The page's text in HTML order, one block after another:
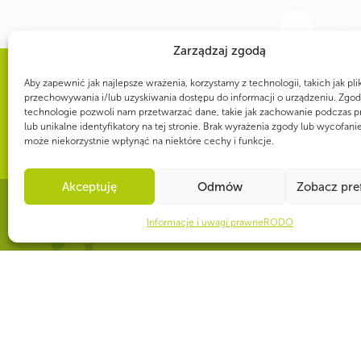
Zarządzaj zgodą
Aby zapewnić jak najlepsze wrażenia, korzystamy z technologii, takich jak
przechowywania i/lub uzyskiwania dostępu do informacji o urządzeniu.
technologie pozwoli nam przetwarzać dane, takie jak zachowanie podczas
lub unikalne identyfikatory na tej stronie. Brak wyrażenia zgody lub
może niekorzystnie wpłynąć na niektóre cechy i funkcje.
Akceptuję Odmów Zobacz
Informacje i uwagi prawne RODO
WSPÓLNIE DLA HARCERSKIEJ MISJI
Twoje wsparcie, nasza